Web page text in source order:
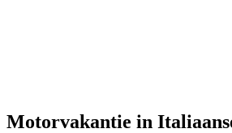
Motorvakantie in